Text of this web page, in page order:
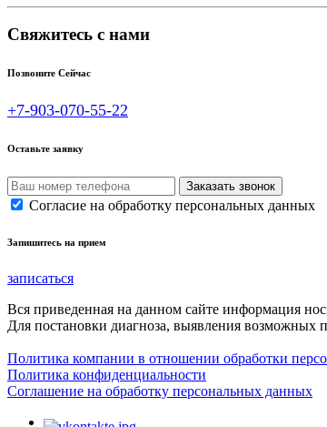
Свяжитесь с нами
Позвоните Сейчас
+7-903-070-55-22
Оставьте заявку
Согласие на обработку персональных данных
Запишитесь на прием
записаться
Вся приведенная на данном сайте информация
Для постановки диагноза, выявления возможных
Политика компании в отношении обработки
Политика конфиденциальности
Соглашение на обработку персональных данных